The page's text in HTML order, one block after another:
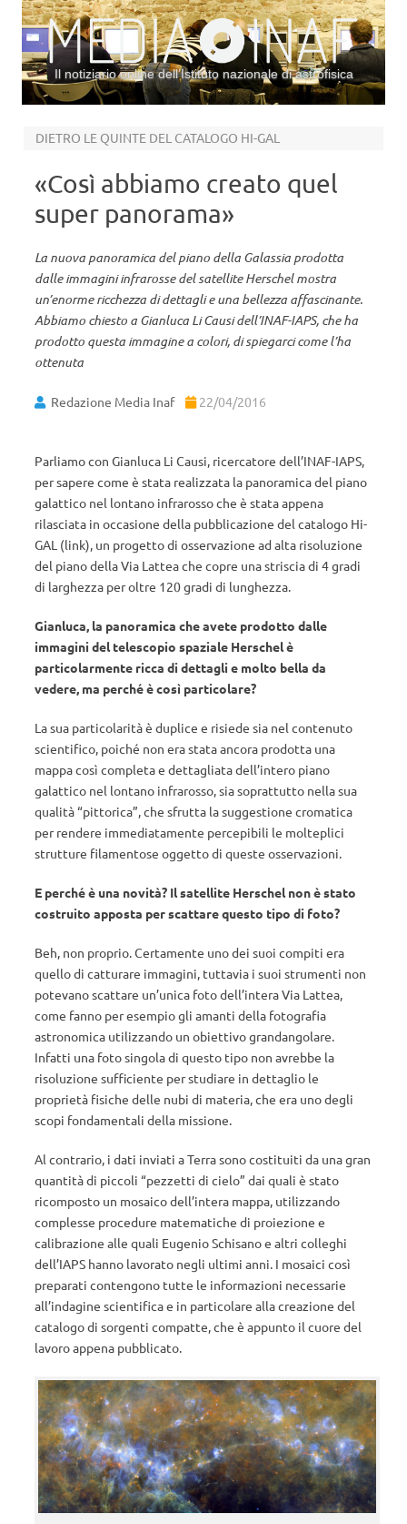
Il notiziario online dell’Istituto nazionale di astrofisica
DIETRO LE QUINTE DEL CATALOGO HI-GAL
«Così abbiamo creato quel
super panorama»
La nuova panoramica del piano della Galassia prodotta
dalle immagini infrarosse del satellite Herschel mostra
un’enorme ricchezza di dettagli e una bellezza affascinante.
Abbiamo chiesto a Gianluca Li Causi dell’INAF-IAPS, che ha
prodotto questa immagine a colori, di spiegarci come l’ha
ottenuta
Redazione Media Inaf 22/04/2016
Parliamo con Gianluca Li Causi, ricercatore dell’INAF-IAPS,
per sapere come è stata realizzata la panoramica del piano
galattico nel lontano infrarosso che è stata appena
rilasciata in occasione della pubblicazione del catalogo Hi-
GAL (link), un progetto di osservazione ad alta risoluzione
del piano della Via Lattea che copre una striscia di 4 gradi
di larghezza per oltre 120 gradi di lunghezza.
Gianluca, la panoramica che avete prodotto dalle
immagini del telescopio spaziale Herschel è
particolarmente ricca di dettagli e molto bella da
vedere, ma perché è così particolare?
La sua particolarità è duplice e risiede sia nel contenuto
scientifico, poiché non era stata ancora prodotta una
mappa così completa e dettagliata dell’intero piano
galattico nel lontano infrarosso, sia soprattutto nella sua
qualità “pittorica”, che sfrutta la suggestione cromatica
per rendere immediatamente percepibili le molteplici
strutture filamentose oggetto di queste osservazioni.
E perché è una novità? Il satellite Herschel non è stato
costruito apposta per scattare questo tipo di foto?
Beh, non proprio. Certamente uno dei suoi compiti era
quello di catturare immagini, tuttavia i suoi strumenti non
potevano scattare un’unica foto dell’intera Via Lattea,
come fanno per esempio gli amanti della fotografia
astronomica utilizzando un obiettivo grandangolare.
Infatti una foto singola di questo tipo non avrebbe la
risoluzione sufficiente per studiare in dettaglio le
proprietà fisiche delle nubi di materia, che era uno degli
scopi fondamentali della missione.
Al contrario, i dati inviati a Terra sono costituiti da una gran
quantità di piccoli “pezzetti di cielo” dai quali è stato
ricomposto un mosaico dell’intera mappa, utilizzando
complesse procedure matematiche di proiezione e
calibrazione alle quali Eugenio Schisano e altri colleghi
dell’IAPS hanno lavorato negli ultimi anni. I mosaici così
preparati contengono tutte le informazioni necessarie
all’indagine scientifica e in particolare alla creazione del
catalogo di sorgenti compatte, che è appunto il cuore del
lavoro appena pubblicato.